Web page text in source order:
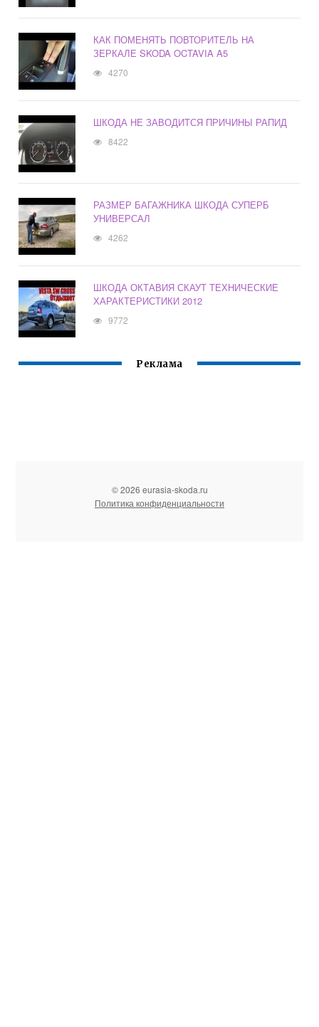
КАК ПОМЕНЯТЬ ПОВТОРИТЕЛЬ НА
ЗЕРКАЛЕ SKODA OCTAVIA A5
4270
ШКОДА НЕ ЗАВОДИТСЯ ПРИЧИНЫ РАПИД
8422
РАЗМЕР БАГАЖНИКА ШКОДА СУПЕРБ
УНИВЕРСАЛ
4262
ШКОДА ОКТАВИЯ СКАУТ ТЕХНИЧЕСКИЕ
ХАРАКТЕРИСТИКИ 2012
9772
Реклама
© 2026 eurasia-skoda.ru
Политика конфиденциальности